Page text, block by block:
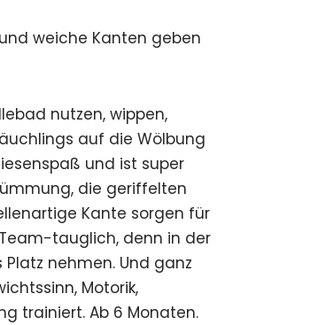
weiche Kanten geben
nutzen, wippen,
auf die Wölbung
und ist super
die geriffelten
Kante sorgen für
tauglich, denn in der
Platz nehmen. Und ganz
Motorik,
trainiert. Ab 6 Monaten.